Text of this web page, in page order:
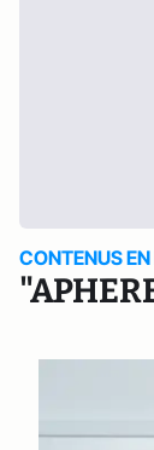
CONTENUS